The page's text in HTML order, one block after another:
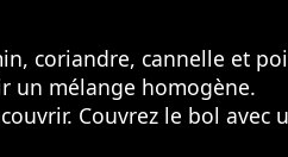
coriandre, cannelle et
un mélange homogène.
Couvrez le bol avec